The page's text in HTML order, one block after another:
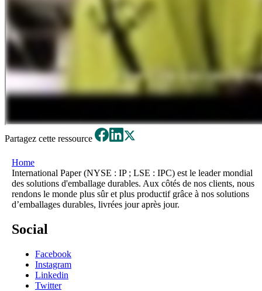
Partagez cette ressource
Home
International Paper (NYSE : IP ; LSE : IPC) est le leader mondial
des solutions d'emballage durables. Aux côtés de nos clients, nous
rendons le monde plus sûr et plus productif grâce à nos solutions
d’emballages durables, livrées jour après jour.
Social
Facebook
Instagram
Linkedin
Twitter